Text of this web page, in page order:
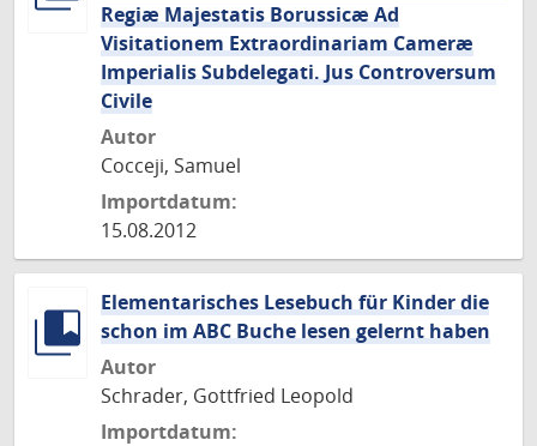
Regiæ Majestatis Borussicæ Ad
Visitationem Extraordinariam Cameræ
Imperialis Subdelegati. Jus Controversum
Civile
Autor
Cocceji, Samuel
Importdatum:
15.08.2012
Elementarisches Lesebuch für Kinder die
schon im ABC Buche lesen gelernt haben
Autor
Schrader, Gottfried Leopold
Importdatum: